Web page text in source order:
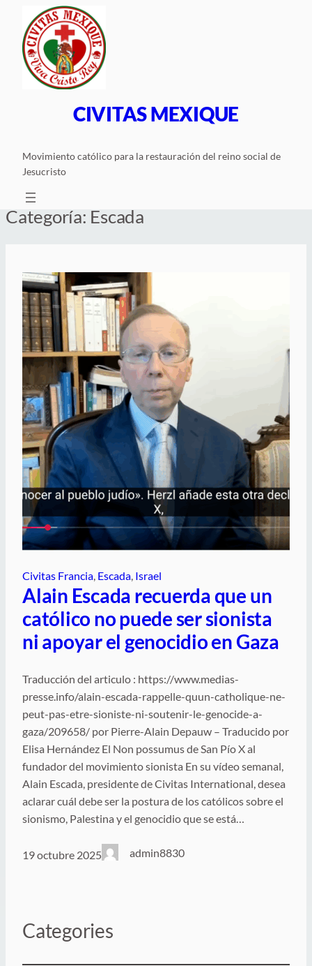
contenido
CIVITAS MEXIQUE
Movimiento católico para la restauración del reino social de
Jesucristo
Categoría: Escada
Civitas Francia, Escada, Israel
Alain Escada recuerda que un
católico no puede ser sionista
ni apoyar el genocidio en Gaza
Traducción del articulo : https://www.medias-
presse.info/alain-escada-rappelle-quun-catholique-ne-
peut-pas-etre-sioniste-ni-soutenir-le-genocide-a-
gaza/209658/ por Pierre-Alain Depauw – Traducido por
Elisa Hernández El Non possumus de San Pío X al
fundador del movimiento sionista En su vídeo semanal,
Alain Escada, presidente de Civitas International, desea
aclarar cuál debe ser la postura de los católicos sobre el
sionismo, Palestina y el genocidio que se está…
19 octubre 2025 admin8830
Categories